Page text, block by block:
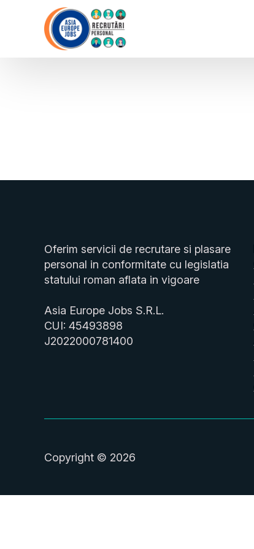
Oferim servicii de recrutare si plasare
personal in conformitate cu legislatia
statului roman aflata in vigoare
Asia Europe Jobs S.R.L.
CUI: 45493898
J2022000781400
Copyright © 2026